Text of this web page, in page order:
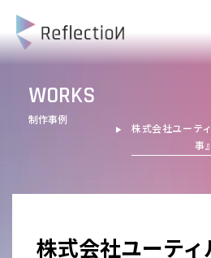
WORKS
制作事例
▶︎ 株式会社ユーテ
事』
株式会社ユーテ